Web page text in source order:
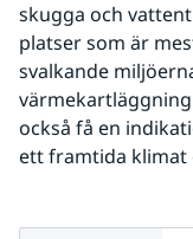
skugga och
platser som är
svalkande
också få en
ett framtida klimat